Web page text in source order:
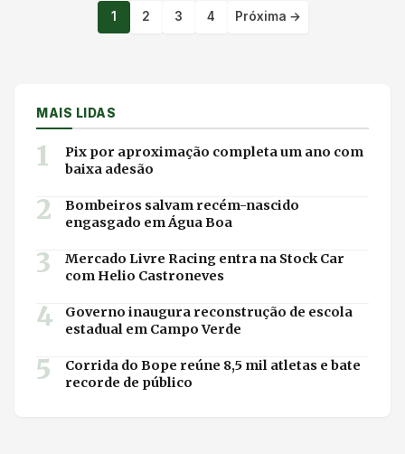
Paginação de
1 2 3 4 Próxima →
MAIS LIDAS
1
Pix por aproximação completa um ano com
baixa adesão
2
Bombeiros salvam recém-nascido
engasgado em Água Boa
3
Mercado Livre Racing entra na Stock Car
com Helio Castroneves
4
Governo inaugura reconstrução de escola
estadual em Campo Verde
5
Corrida do Bope reúne 8,5 mil atletas e bate
recorde de público